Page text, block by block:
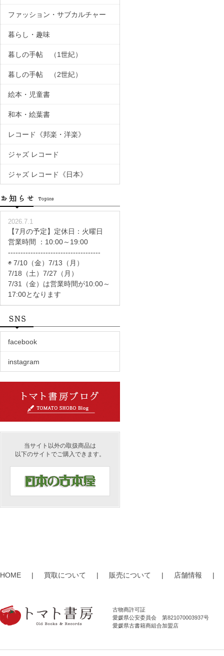
ファッション・サブカルチャー
暮らし・趣味
暮しの手帖 （1世紀）
暮しの手帖 （2世紀）
絵本・児童書
和本・絵葉書
レコード《邦楽・洋楽》
ジャズ レコード
ジャズ レコード《日本》
2026.7.1
【7月の予定】定休日：火曜日
営業時間 ：10:00～19:00
-------------------------------------
◉ 7/10（金）7/13（月）
7/18（土）7/27（月）
7/31（金）は営業時間が10:00～
17:00となります
facebook
instagram
当サイト以外の取扱商品は
以下のサイトでご購入できます。
HOME | 買取について | 販売について | 店舗情報 |
古物商許可証
愛媛県公安委員会 第821070003937号
愛媛県古書籍商組合加盟店